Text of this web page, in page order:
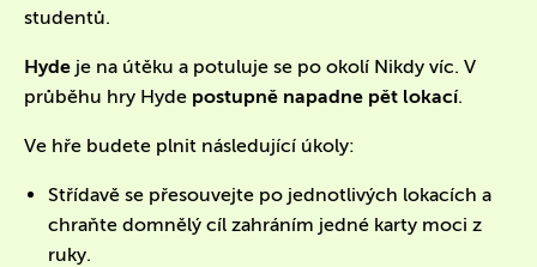
studentů.
Hyde je na útěku a potuluje se po okolí Nikdy víc. V
průběhu hry Hyde postupně napadne pět lokací.
Ve hře budete plnit následující úkoly:
Střídavě se přesouvejte po jednotlivých lokacích a
chraňte domnělý cíl zahráním jedné karty moci z
ruky.